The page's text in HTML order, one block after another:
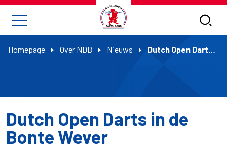
Homepage Over NDB Nieuws Dutch Open Darts in de Bonte Wever
Dutch Open Darts in de
Bonte Wever